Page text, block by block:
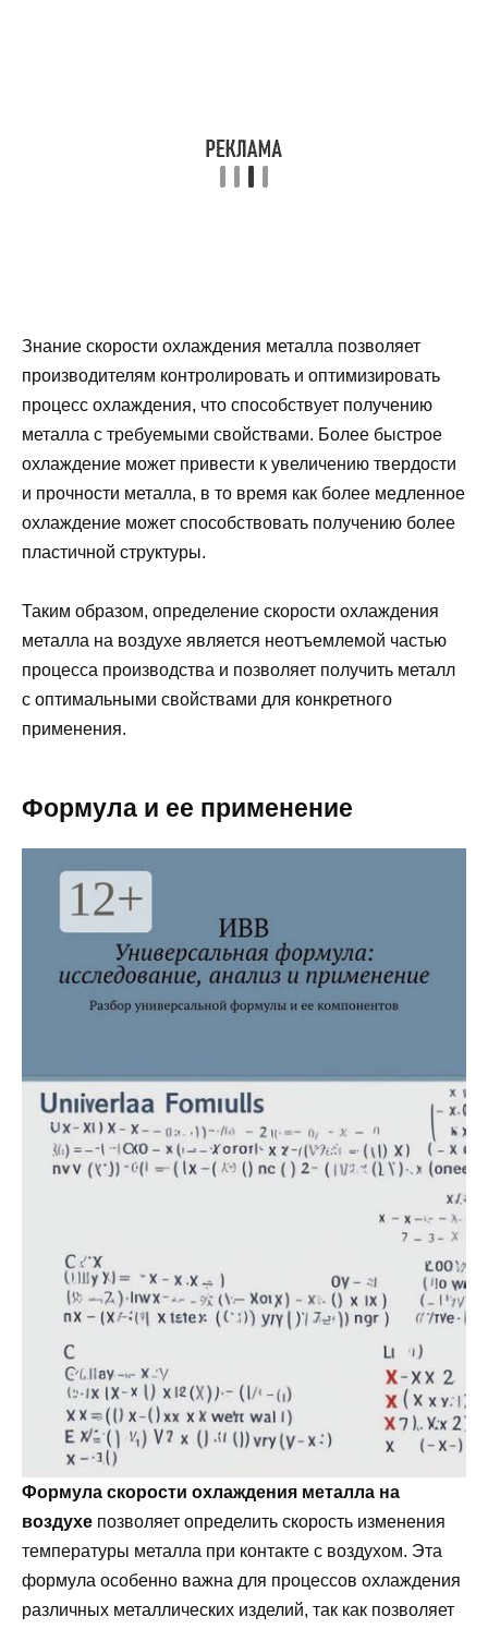
Знание скорости охлаждения металла позволяет
производителям контролировать и оптимизировать
процесс охлаждения, что способствует получению
металла с требуемыми свойствами. Более быстрое
охлаждение может привести к увеличению твердости
и прочности металла, в то время как более медленное
охлаждение может способствовать получению более
пластичной структуры.
Таким образом, определение скорости охлаждения
металла на воздухе является неотъемлемой частью
процесса производства и позволяет получить металл
с оптимальными свойствами для конкретного
применения.
Формула и ее применение
Формула скорости охлаждения металла на
воздухе позволяет определить скорость изменения
температуры металла при контакте с воздухом. Эта
формула особенно важна для процессов охлаждения
различных металлических изделий, так как позволяет